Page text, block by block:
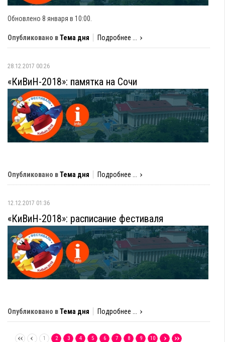
Обновлено 8 января в 10:00.
Опубликовано вТема дня Подробнее ...
28.12.2017 00:26
«КиВиН-2018»: памятка на Сочи
Опубликовано вТема дня Подробнее ...
12.12.2017 01:36
«КиВиН-2018»​: расписание фестиваля
Опубликовано вТема дня Подробнее ...
1 2 3 4 5 6 7 8 9 10